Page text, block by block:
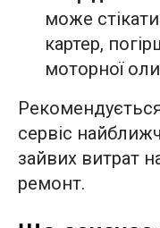
може
картер,
моторної
сервіс
зайвих витрат
ремонт.